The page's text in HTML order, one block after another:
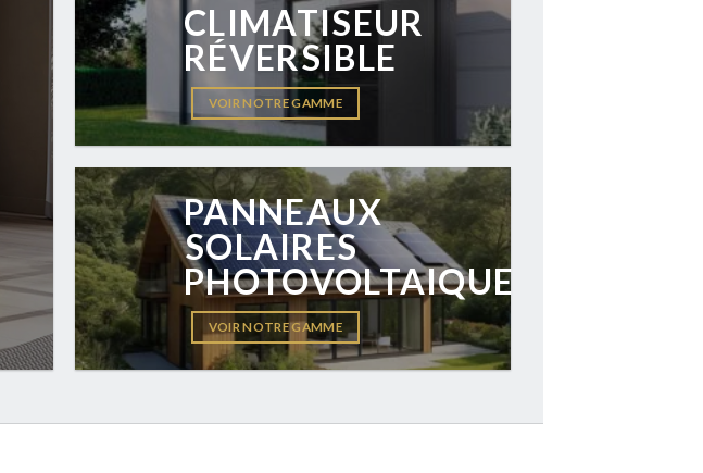
CLIMATISEUR
RÉVERSIBLE
VOIR NOTRE GAMME
PANNEAUX
SOLAIRES
PHOTOVOLTAIQUE
VOIR NOTRE GAMME